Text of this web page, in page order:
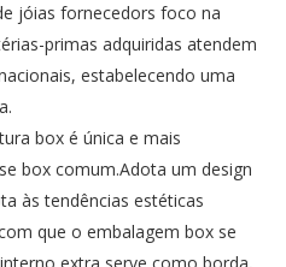
jóias fornecedors foco na
primas adquiridas atendem
estabelecendo uma
box é única e mais
box comum.Adota um design
às tendências estéticas
que o embalagem box se